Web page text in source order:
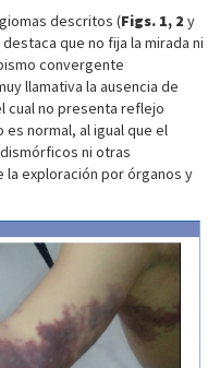
descritos (Figs. 1, 2 y
que no fija la mirada ni
convergente
llamativa la ausencia de
cual no presenta reflejo
normal, al igual que el
ni otras
exploración por órganos y